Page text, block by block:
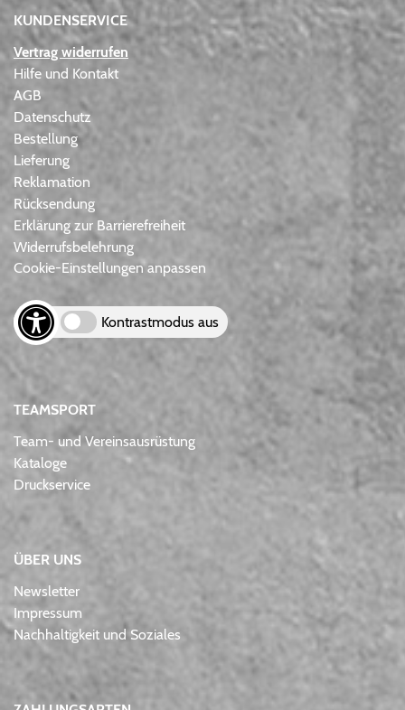
KUNDENSERVICE
Vertrag widerrufen
Hilfe und Kontakt
AGB
Datenschutz
Bestellung
Lieferung
Reklamation
Rücksendung
Erklärung zur Barrierefreiheit
Widerrufsbelehrung
Cookie-Einstellungen anpassen
Kontrastmodus aus
TEAMSPORT
Team- und Vereinsausrüstung
Kataloge
Druckservice
ÜBER UNS
Newsletter
Impressum
Nachhaltigkeit und Soziales